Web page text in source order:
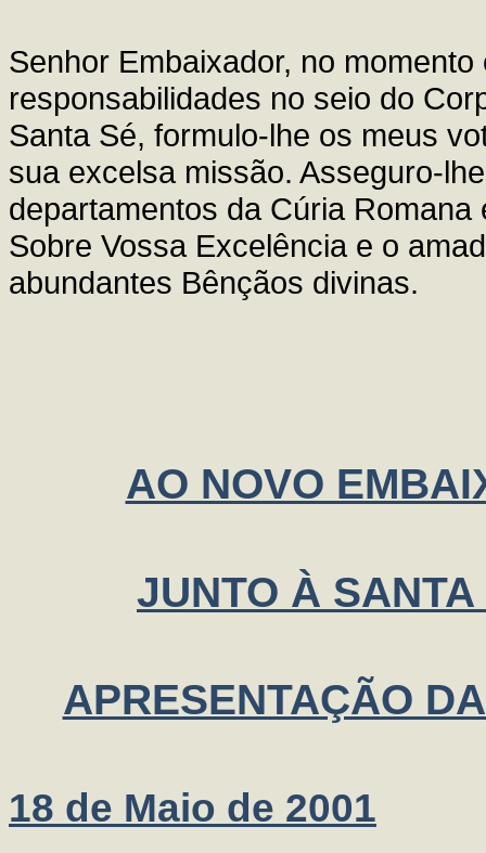
Senhor Embaixador, no
responsabilidades no seio do
Santa Sé, formulo-lhe os meus
sua excelsa missão. Asseguro-
departamentos da Cúria
Sobre Vossa Excelência e o
abundantes Bênçãos divinas.
AO NOVO
JUNTO À
APRESENTAÇÃO
18 de Maio de 2001